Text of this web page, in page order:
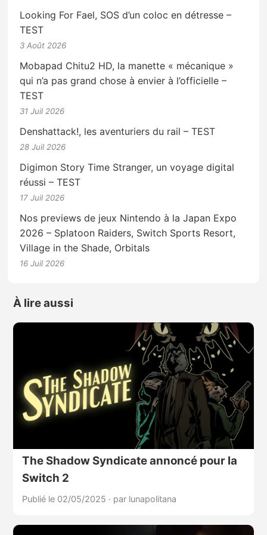
Looking For Fael, SOS d’un coloc en détresse –
TEST
3 Août 2026
Mobapad Chitu2 HD, la manette « mécanique »
qui n’a pas grand chose à envier à l’officielle –
TEST
31 Juil 2026
Denshattack!, les aventuriers du rail – TEST
28 Juil 2026
Digimon Story Time Stranger, un voyage digital
réussi – TEST
17 Juil 2026
Nos previews de jeux Nintendo à la Japan Expo
2026 – Splatoon Raiders, Switch Sports Resort,
Village in the Shade, Orbitals
16 Juil 2026
À lire aussi
The Shadow Syndicate annoncé pour la
Switch 2
Publié le 02/05/2025 · par lunapolitana